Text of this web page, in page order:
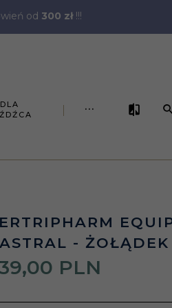
od 300 zł!!!
DLA
...
- ŻOŁĄDEK
00 PLN